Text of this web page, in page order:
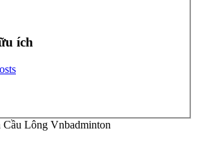
ích
Lông Vnbadminton